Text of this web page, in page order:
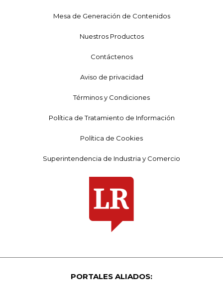
Mesa de Generación de Contenidos
Nuestros Productos
Contáctenos
Aviso de privacidad
Términos y Condiciones
Política de Tratamiento de Información
Política de Cookies
Superintendencia de Industria y Comercio
PORTALES ALIADOS: